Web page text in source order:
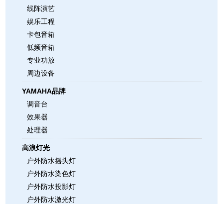
线阵演艺
娱乐工程
卡包音箱
低频音箱
专业功放
周边设备
YAMAHA品牌
调音台
效果器
处理器
高浪灯光
户外防水摇头灯
户外防水染色灯
户外防水投影灯
户外防水激光灯